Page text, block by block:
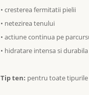
• cresterea fermitatii pielii
• netezirea tenului
• actiune continua pe
• hidratare intensa si durabila
Tip ten: pentru toate tipurile